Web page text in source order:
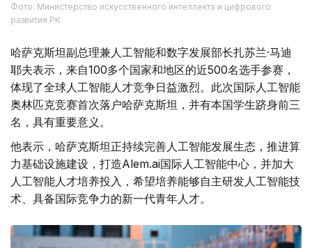
Фото: Министерство искусственного интеллекта и цифрового
развития РК
哈萨克斯坦副总理兼人工智能和数字发展部长扎苏兰·马迪
耶夫表示，来自100多个国家和地区的近500名选手参赛，
体现了全球人工智能人才竞争日益激烈。此次国际人工智能
奥林匹克竞赛首次落户哈萨克斯坦，并有本国学生跻身前三
名，具有重要意义。
他表示，哈萨克斯坦正持续完善人工智能发展生态，推进算
力基础设施建设，打造Alem.ai国际人工智能中心，并加大
人工智能人才培养投入，希望培养能够自主研发人工智能技
术、具备国际竞争力的新一代青年人才。